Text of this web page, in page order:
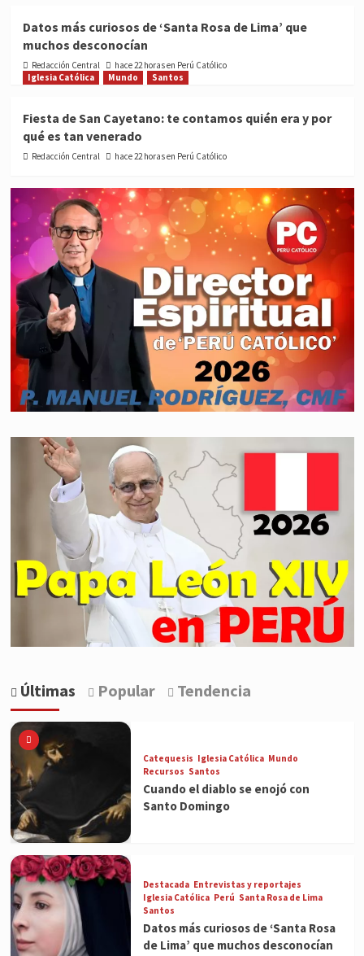
Datos más curiosos de ‘Santa Rosa de Lima’ que
muchos desconocían
Redacción Central
hace 22 horas en Perú Católico
Iglesia Católica
Mundo Santos
Fiesta de San Cayetano: te contamos quién era y por
qué es tan venerado
Redacción Central hace 22 horas en Perú Católico
Últimas Popular Tendencia
Catequesis Iglesia Católica Mundo
Recursos Santos
Cuando el diablo se enojó con
Santo Domingo
Destacada Entrevistas y reportajes
Iglesia Católica Perú Santa Rosa de Lima
Santos
Datos más curiosos de ‘Santa Rosa
de Lima’ que muchos desconocían